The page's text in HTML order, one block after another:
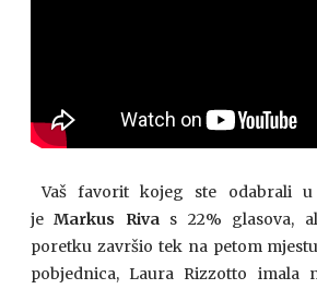
Vaš favorit kojeg ste odabrali
jeMarkus Rivas 22% glasova,
poretku završio tek na petom
pobjednica, Laura Rizzotto imala